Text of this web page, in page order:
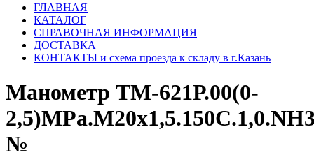
МенюГЛАВНАЯ
КАТАЛОГ
СПРАВОЧНАЯ ИНФОРМАЦИЯ
ДОСТАВКА
КОНТАКТЫ и схема проезда к складу в г.Казань
Манометр ТМ-621Р.00(0-
№